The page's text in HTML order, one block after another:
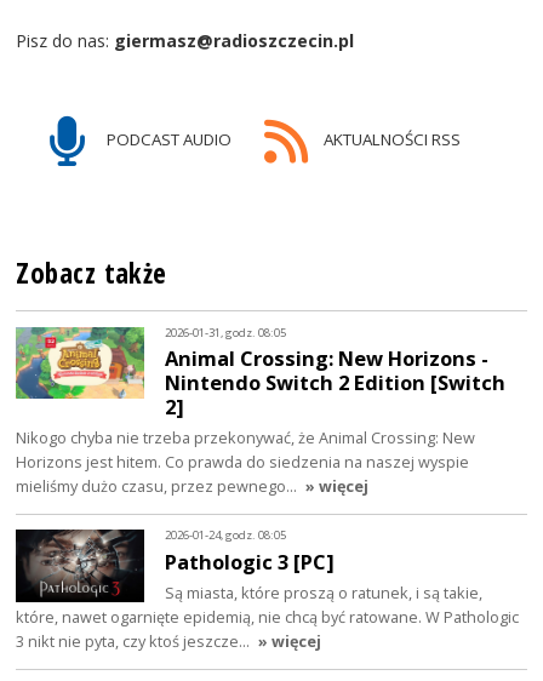
Pisz do nas: giermasz@radioszczecin.pl
PODCAST AUDIO AKTUALNOŚCI RSS
Zobacz także
2026-01-31, godz. 08:05
Animal Crossing: New Horizons -
Nintendo Switch 2 Edition [Switch
2]
Nikogo chyba nie trzeba przekonywać, że Animal Crossing: New
Horizons jest hitem. Co prawda do siedzenia na naszej wyspie
mieliśmy dużo czasu, przez pewnego… » więcej
2026-01-24, godz. 08:05
Pathologic 3 [PC]
Są miasta, które proszą o ratunek, i są takie,
które, nawet ogarnięte epidemią, nie chcą być ratowane. W Pathologic
3 nikt nie pyta, czy ktoś jeszcze… » więcej